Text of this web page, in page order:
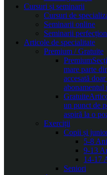
Cursuri și seminarii
Cursuri de
Seminarii online
Seminarii
Articole de specialitate
Premium / Gratuite
Premium
mare parte
accesată
abonamentul
Gratuite
un punct de
aspiră la o
Exerciții
Copii și
5-8 Ani
9-13
14-17
Seniori